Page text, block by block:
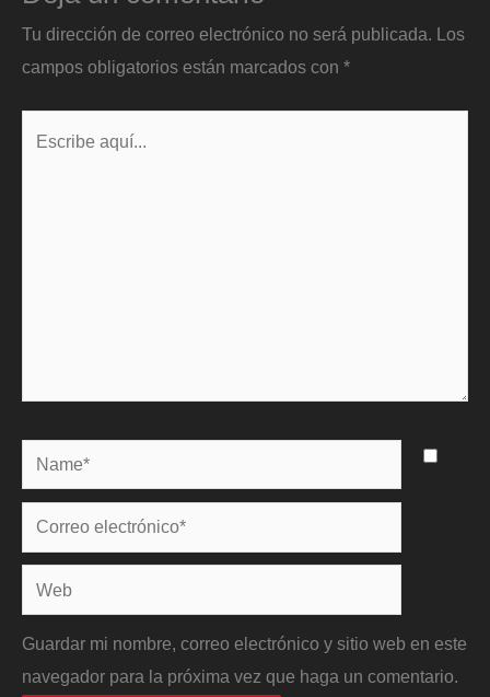
Tu dirección de correo electrónico no será publicada. Los
campos obligatorios están marcados con *
Name*
Correo
electrónico*
Web
Guardar mi nombre, correo electrónico y sitio web en este
navegador para la próxima vez que haga un comentario.